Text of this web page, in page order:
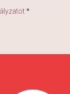
*